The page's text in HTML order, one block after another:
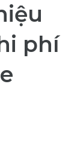
phí